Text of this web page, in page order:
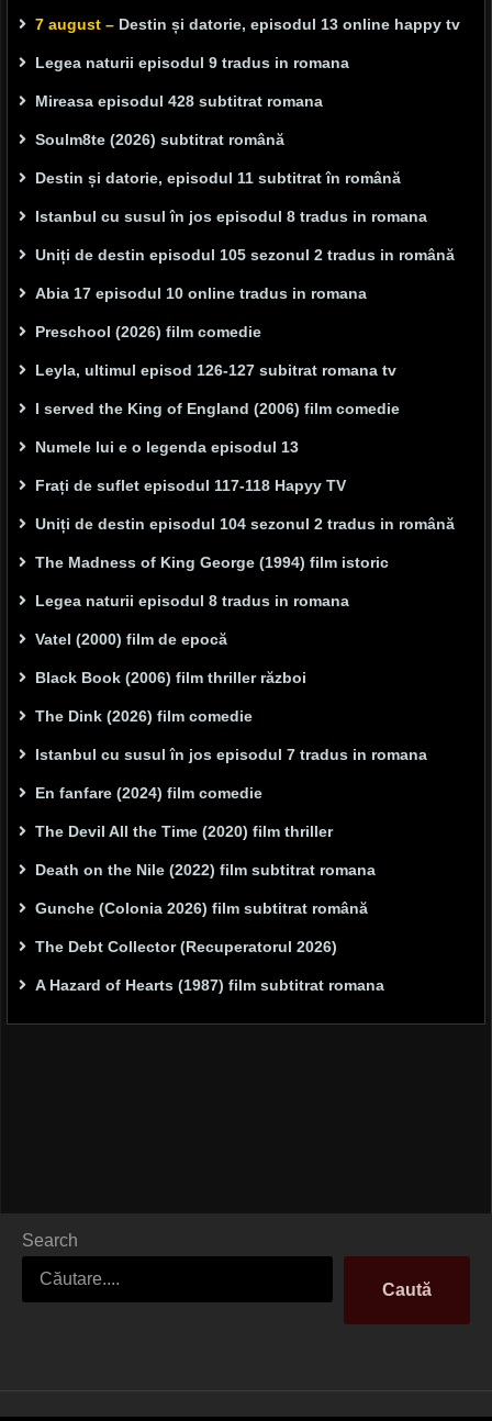
7 august – Destin și datorie, episodul 13 online happy tv
Legea naturii episodul 9 tradus in romana
Mireasa episodul 428 subtitrat romana
Soulm8te (2026) subtitrat română
Destin și datorie, episodul 11 subtitrat în română
Istanbul cu susul în jos episodul 8 tradus in romana
Uniți de destin episodul 105 sezonul 2 tradus in română
Abia 17 episodul 10 online tradus in romana
Preschool (2026) film comedie
Leyla, ultimul episod 126-127 subitrat romana tv
I served the King of England (2006) film comedie
Numele lui e o legenda episodul 13
Frați de suflet episodul 117-118 Hapyy TV
Uniți de destin episodul 104 sezonul 2 tradus in română
The Madness of King George (1994) film istoric
Legea naturii episodul 8 tradus in romana
Vatel (2000) film de epocă
Black Book (2006) film thriller război
The Dink (2026) film comedie
Istanbul cu susul în jos episodul 7 tradus in romana
En fanfare (2024) film comedie
The Devil All the Time (2020) film thriller
Death on the Nile (2022) film subtitrat romana
Gunche (Colonia 2026) film subtitrat română
The Debt Collector (Recuperatorul 2026)
A Hazard of Hearts (1987) film subtitrat romana
Search
Caută